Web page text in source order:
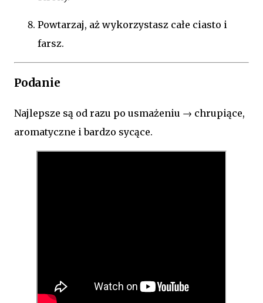
Powtarzaj, aż wykorzystasz całe ciasto i
farsz.
Podanie
Najlepsze są od razu po usmażeniu → chrupiące,
aromatyczne i bardzo sycące.